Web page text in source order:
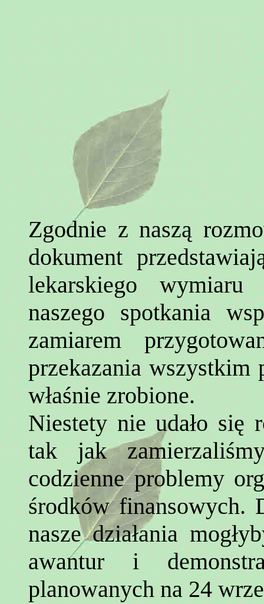
Zgodnie z naszą
dokument
lekarskiego
naszego spotkania
zamiarem
przekazania wszystkim
właśnie zrobione.
Niestety nie udało się
tak jak
codzienne problemy
środków finansowych.
nasze działania
awantur i
planowanych na 24